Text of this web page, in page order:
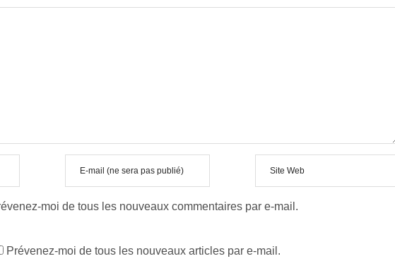
moi de tous les nouveaux commentaires par e-mail.
Prévenez-moi de tous les nouveaux articles par e-mail.